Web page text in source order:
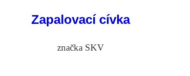
Zapalovací cívka
značka SKV